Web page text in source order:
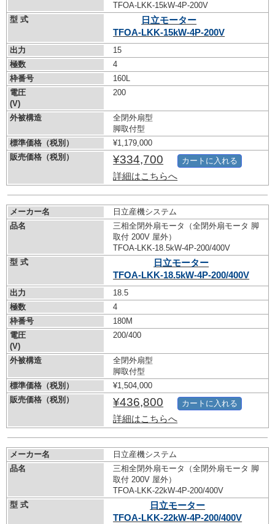
TFOA-LKK-15kW-4P-200V
型 式
日立モーター
TFOA-LKK-15kW-4P-200V
出力
15
極数
4
枠番号
160L
電圧
(V)
200
外被構造
全閉外扇型
脚取付型
標準価格（税別）
¥1,179,000
販売価格（税別）
¥334,700
詳細はこちらへ
カートに入れる
メーカー名
日立産機システム
品名
三相全閉外扇モータ（全閉外扇モータ 脚
取付 200V 屋外）
TFOA-LKK-18.5kW-4P-200/400V
型 式
日立モーター
TFOA-LKK-18.5kW-4P-200/400V
出力
18.5
極数
4
枠番号
180M
電圧
(V)
200/400
外被構造
全閉外扇型
脚取付型
標準価格（税別）
¥1,504,000
販売価格（税別）
¥436,800
詳細はこちらへ
カートに入れる
メーカー名
日立産機システム
品名
三相全閉外扇モータ（全閉外扇モータ 脚
取付 200V 屋外）
TFOA-LKK-22kW-4P-200/400V
型 式
日立モーター
TFOA-LKK-22kW-4P-200/400V